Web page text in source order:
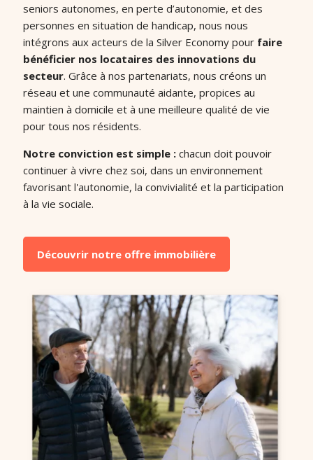
seniors autonomes, en perte d’autonomie, et des
personnes en situation de handicap, nous nous
intégrons aux acteurs de la Silver Economy pour faire
bénéficier nos locataires des innovations du
secteur. Grâce à nos partenariats, nous créons un
réseau et une communauté aidante, propices au
maintien à domicile et à une meilleure qualité de vie
pour tous nos résidents.
Notre conviction est simple : chacun doit pouvoir
continuer à vivre chez soi, dans un environnement
favorisant l'autonomie, la convivialité et la participation
à la vie sociale.
Découvrir notre offre immobilière